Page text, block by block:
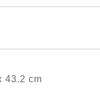
43.2 cm